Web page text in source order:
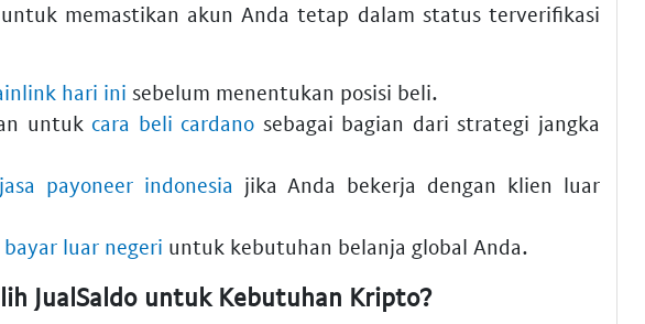
untuk memastikan akun Anda tetap dalam status terverifikasi
hari ini sebelum menentukan posisi beli.
untuk cara beli cardano sebagai bagian dari strategi jangka
jasa payoneer indonesia jika Anda bekerja dengan klien luar
bayar luar negeri untuk kebutuhan belanja global Anda.
JualSaldo untuk Kebutuhan Kripto?